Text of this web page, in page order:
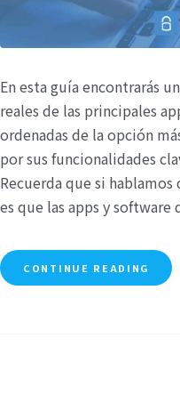
En esta guía encontrarás
reales de las principales
ordenadas de la opción
por sus funcionalidades
Recuerda que si
es que las apps y
CONTINUE READING